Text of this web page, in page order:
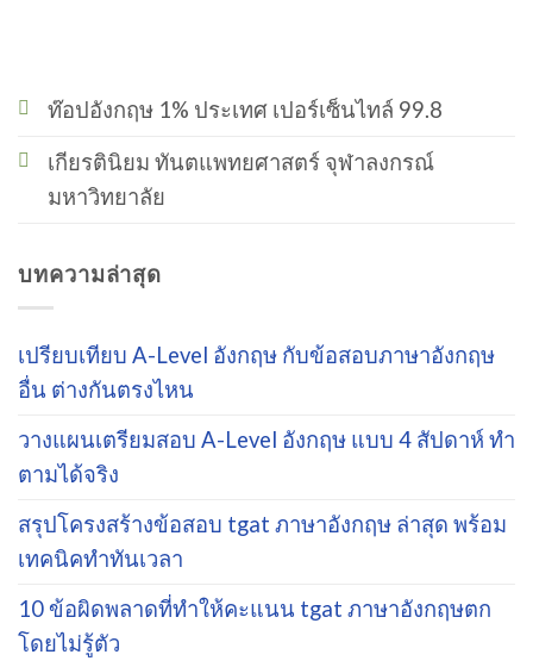
ท๊อปอังกฤษ 1% ประเทศ เปอร์เซ็นไทล์ 99.8
เกียรตินิยม ทันตแพทยศาสตร์ จุฬาลงกรณ์
มหาวิทยาลัย
บทความล่าสุด
เปรียบเทียบ A-Level อังกฤษ กับข้อสอบภาษาอังกฤษ
อื่น ต่างกันตรงไหน
วางแผนเตรียมสอบ A-Level อังกฤษ แบบ 4 สัปดาห์ ทำ
ตามได้จริง
สรุปโครงสร้างข้อสอบ tgat ภาษาอังกฤษ ล่าสุด พร้อม
เทคนิคทำทันเวลา
10 ข้อผิดพลาดที่ทำให้คะแนน tgat ภาษาอังกฤษตก
โดยไม่รู้ตัว